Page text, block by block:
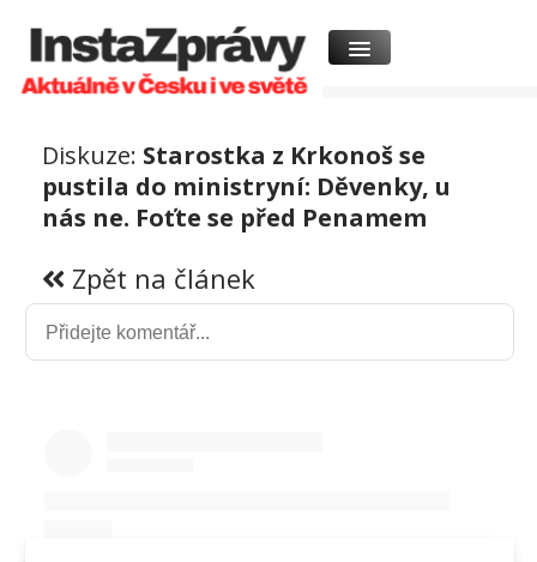
Diskuze: Starostka z Krkonoš se
pustila do ministryní: Děvenky, u
nás ne. Foťte se před Penamem
Zpět na článek